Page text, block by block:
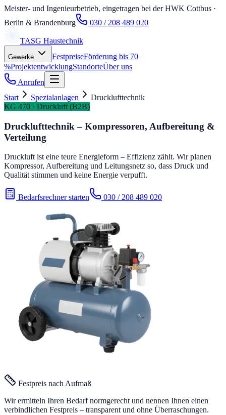
Meister- und Ingenieurbetrieb, eingetragen bei der HWK Cottbus ·
Berlin & Brandenburg
030 / 208 489 020
TASG Haustechnik
Gewerke FestpreiseFörderung bis 70
%ProjektentwicklungStandorteÜber uns
Anrufen
Start
Spezialanlagen
Drucklufttechnik
KG 470 · Druckluft (B2B)
Drucklufttechnik – Kompressoren, Aufbereitung &
Verteilung
Druckluft ist eine teure Energieform – Effizienz zählt. Wir planen
Kompressor, Aufbereitung und Leitungsnetz so, dass Druck und
Qualität stimmen und keine Energie verpufft.
Bedarfsrechner starten 030 / 208 489 020
Festpreis nach Aufmaß
Wir ermitteln Ihren Bedarf normgerecht und nennen Ihnen einen
verbindlichen Festpreis – transparent und ohne Überraschungen.